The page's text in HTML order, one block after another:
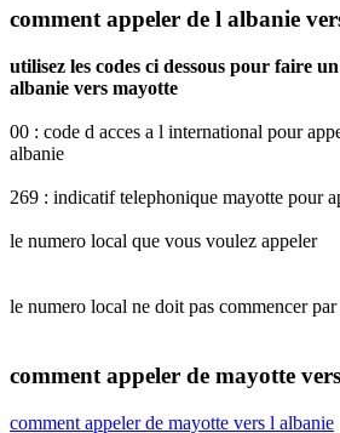
comment appeler de l albanie
utilisez les codes ci dessous pour faire
albanie vers mayotte
00 : code d acces a l international pour
albanie
269 : indicatif telephonique mayotte pour
le numero local que vous voulez appeler
le numero local ne doit pas commencer
comment appeler de mayotte
comment appeler de mayotte vers l albanie